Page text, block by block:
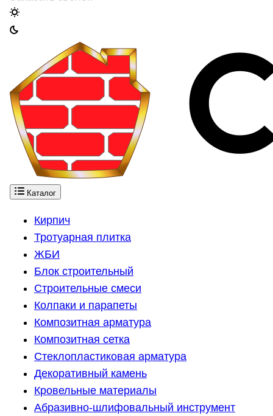
Каталог
Кирпич
Тротуарная плитка
ЖБИ
Блок строительный
Строительные смеси
Колпаки и парапеты
Композитная арматура
Композитная сетка
Стеклопластиковая арматура
Декоративный камень
Кровельные материалы
Абразивно-шлифовальный инструмент